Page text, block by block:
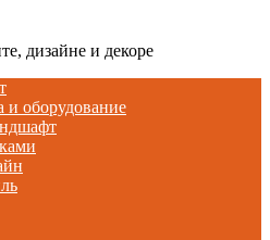
дизайне и декоре
и оборудование